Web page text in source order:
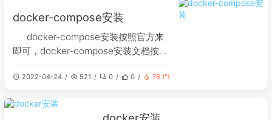
docker-compose.ymldocker-
compose.yml内容如下：
docker-compose安装
docker-compose安装按照官方来
即可，docker-compose安装文档按照
compose下面两个二选一，建议国内
&quot;https://github.com/docker/co
2022-04-24 521 0 0 76.1℃
docker安装